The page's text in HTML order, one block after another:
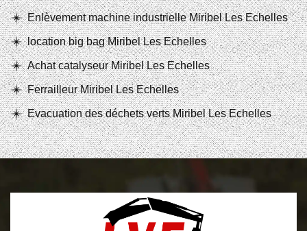
Enlèvement machine industrielle Miribel Les Echelles
location big bag Miribel Les Echelles
Achat catalyseur Miribel Les Echelles
Ferrailleur Miribel Les Echelles
Evacuation des déchets verts Miribel Les Echelles